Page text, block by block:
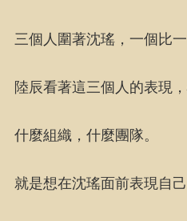
三個人圍著沈瑤，一個比一
陸辰看著這三個人的表現，
什麼組織，什麼團隊。
就是想在沈瑤面前表現自